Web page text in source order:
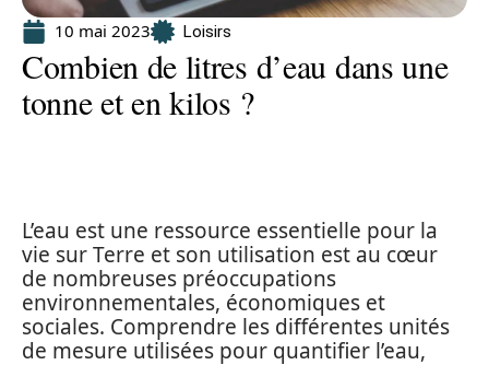
10 mai 2023 Loisirs
Combien de litres d’eau dans une
tonne et en kilos ?
L’eau est une ressource essentielle pour la
vie sur Terre et son utilisation est au cœur
de nombreuses préoccupations
environnementales, économiques et
sociales. Comprendre les différentes unités
de mesure utilisées pour quantifier l’eau,